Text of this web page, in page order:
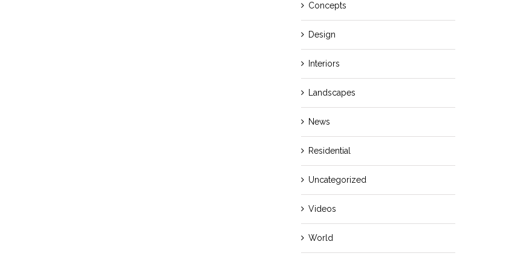
Concepts
Design
Interiors
Landscapes
News
Residential
Uncategorized
Videos
World